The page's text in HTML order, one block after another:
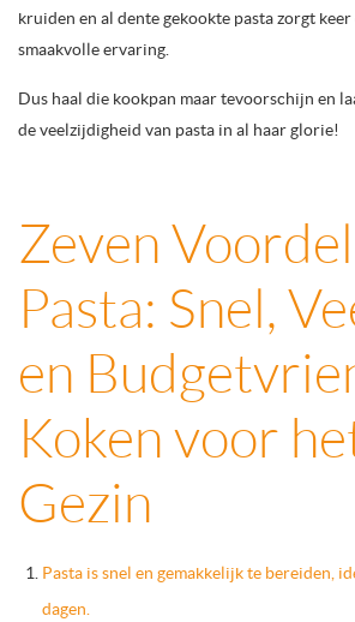
kruiden en al dente gekookte pasta zorgt
smaakvolle ervaring.
Dus haal die kookpan maar tevoorschijn en
de veelzijdigheid van pasta in al haar glorie!
Zeven
Pasta: Snel,
en
Koken voor
Gezin
Pasta is snel en gemakkelijk te bereiden,
dagen.